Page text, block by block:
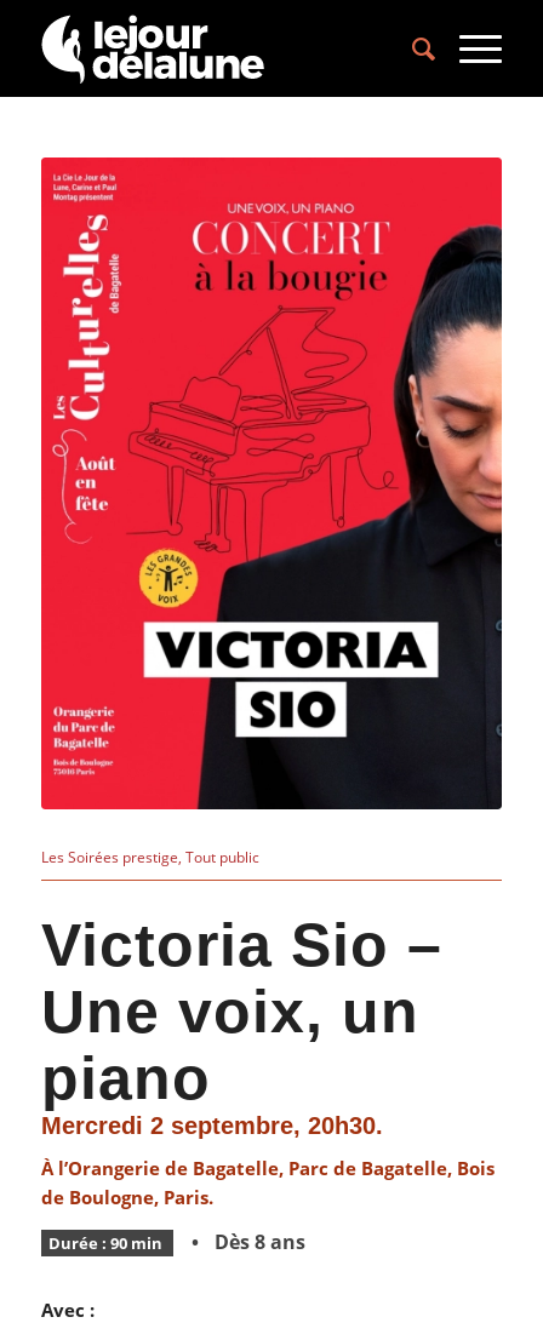
Les Soirées prestige, Tout public
Victoria Sio –
Une voix, un
piano
Mercredi 2 septembre, 20h30.
À l’Orangerie de Bagatelle, Parc de Bagatelle, Bois
de Boulogne, Paris.
Durée : 90 min • Dès 8 ans
Avec :